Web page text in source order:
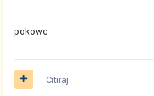
pokowc
Citiraj